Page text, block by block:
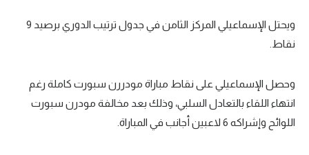
ويحتل الإسماعيلي المركز الثامن في جدول ترتيب الدوري برصيد 9
نقاط.
وحصل الإسماعيلي على نقاط مباراة مودررن سبورت كاملة رغم
انتهاء اللقاء بالتعادل السلبي، وذلك بعد مخالفة مودرن سبورت
اللوائح وإشراكه 6 لاعبين أجانب في المباراة.